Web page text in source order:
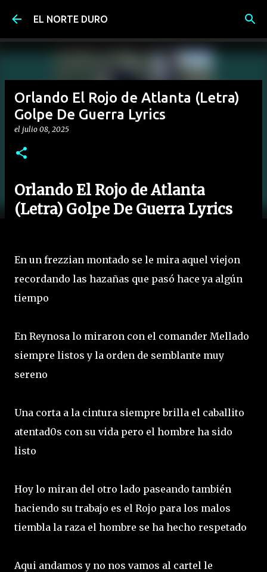
Ir al contenido principal
EL NORTE DURO
Orlando El Rojo de Atlanta (Letra)
Golpe De Guerra Lyrics
el julio 08, 2025
Orlando El Rojo de Atlanta
(Letra) Golpe De Guerra Lyrics
En un frezzian montado se le mira aquel viejon
recordando las hazañas que pasó hace ya algún
tiempo
En Reynosa lo miraron con el comander Mellado
siempre listos y la orden de semblante muy
sereno
Una corta a la cintura siempre brilla el caballito
atentad0s con su vida pero el hombre ha sido
listo
Hoy lo miran del otro lado paseando también
haciendo su trabajo es el Rojo para los malos
tiembla la raza el hombre se ha hecho respetado
Aqui andamos y no nos vamos al cartel le